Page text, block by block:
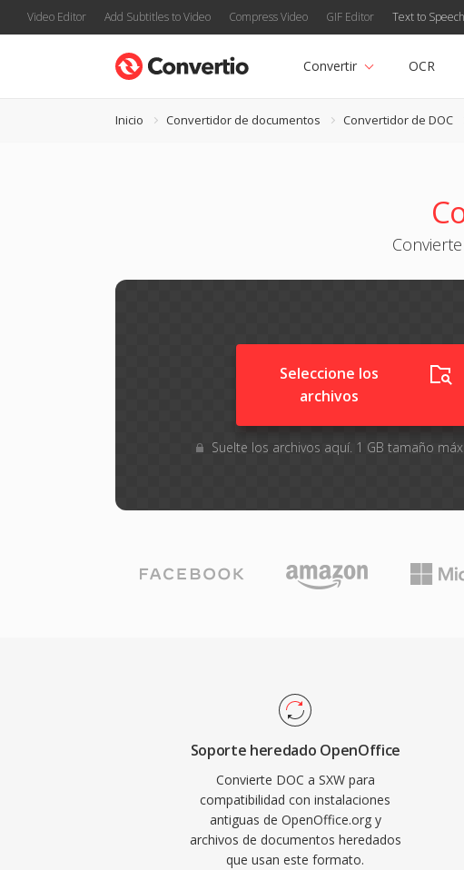
Video Editor Add Subtitles to Video Compress Video GIF Editor Text to Speech
Convertir OCR
Inicio Convertidor de documentos Convertidor de DOC
Seleccione los
archivos
Suelte los archivos aquí. 1 GB tamaño
Soporte heredado OpenOffice
Convierte DOC a SXW para
compatibilidad con instalaciones
antiguas de OpenOffice.org y
archivos de documentos heredados
que usan este formato.